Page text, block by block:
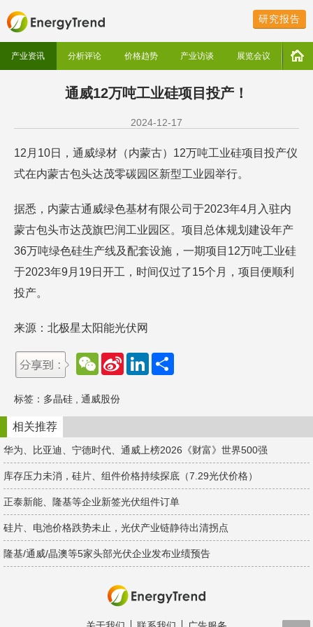
研究报告
产业资讯 分析评论 价格趋势 产业访谈 展览会议
通威12万吨工业硅项目投产！
2024-12-17
12月10日，通威绿材（内蒙古）12万吨工业硅项目投产仪
式在内蒙古包头达茂零碳园区新型工业园举行。
据悉，内蒙古通威绿色基材有限公司于2023年4月入驻内
蒙古包头市达茂旗巴润工业园区。项目总体规划建设年产
36万吨绿色硅生产线及配套设施，一期项目12万吨工业硅
于2023年9月19日开工，时间仅过了15个月，项目便顺利
投产。
来源：北极星太阳能光伏网
W
e
a
t
S
e
b
o
L
d
n
标签： 多晶硅 通威股份
相关推荐
华为、比亚迪、宁德时代、通威上榜2026《财富》世界500强
库存压力未消，硅片、组件价格持续探底（7.29光伏价格）
正泰新能、隆基等企业新签光伏组件订单
硅片、电池价格跌势未止，光伏产业链静待出清拐点
隆基/通威/晶澳等5家头部光伏企业发布业绩预告